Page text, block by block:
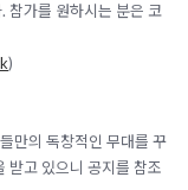
참가를 원하시는 분은 코
)
만의 독창적인 무대를 꾸
받고 있으니 공지를 참조